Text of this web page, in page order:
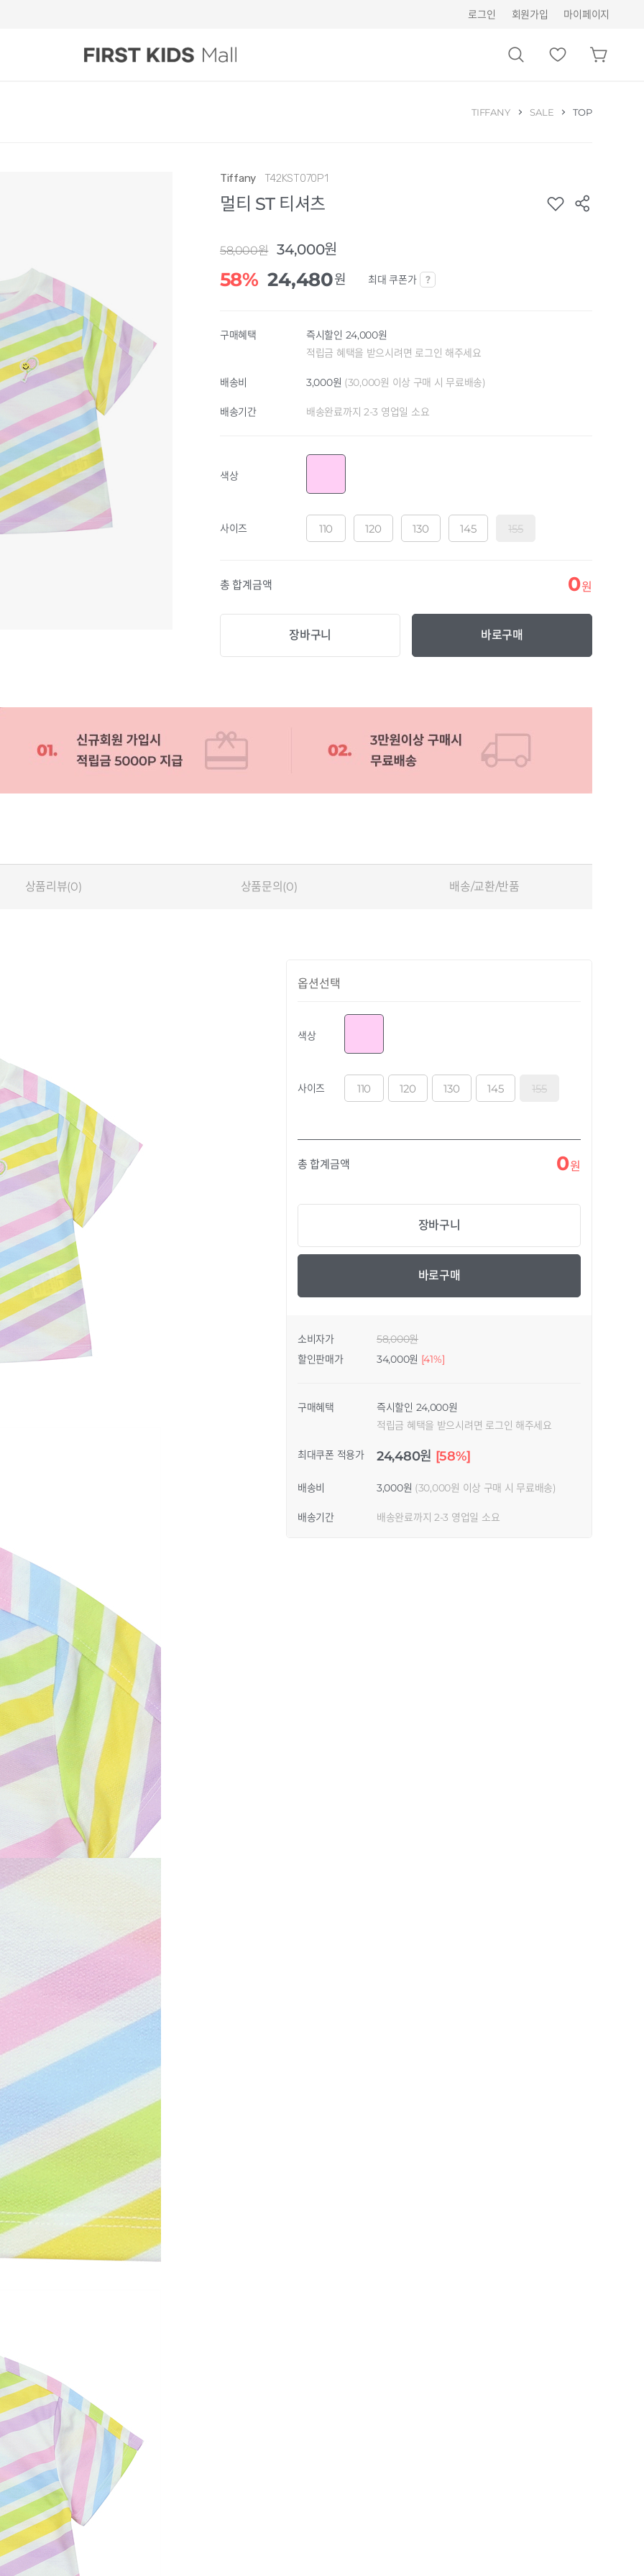
로그인 회원가입 마이페이지
TIFFANY SALE TOP
Tiffany T42KST070P1
멀티 ST 티셔츠
58,000원 34,000원
58% 24,480원 최대 쿠폰가
구매혜택
즉시할인 24,000원
적립금 혜택을 받으시려면 로그인 해주세요
배송비 3,000원 (30,000원 이상 구매 시 무료배송)
배송기간 배송완료까지 2-3 영업일 소요
색상
사이즈 110 120 130 145 155
총 합계금액 0원
장바구니 바로구매
상품리뷰(0) 상품문의(0) 배송/교환/반품
옵션선택
색상
사이즈 110 120 130 145 155
총 합계금액 0원
장바구니
바로구매
소비자가
58,000원
할인판매가
34,000원 [41%]
구매혜택
즉시할인 24,000원
적립금 혜택을 받으시려면 로그인 해주세요
최대쿠폰 적용가 24,480원 [58%]
배송비 3,000원 (30,000원 이상 구매 시 무료배송)
배송기간 배송완료까지 2-3 영업일 소요